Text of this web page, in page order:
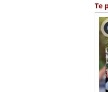
28
0%
Te